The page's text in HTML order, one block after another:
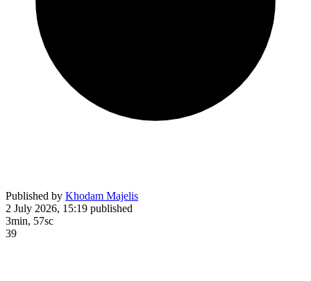
Published by Khodam Majelis
2 July 2026, 15:19 published
3min, 57sc
39